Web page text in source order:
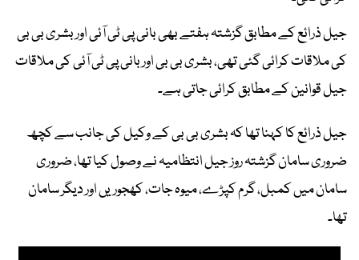
جیل ذرائع کے مطابق گزشتہ ہفتے بھی بانی پی ٹی آئی اور بشری بی بی
کی ملاقات کرائی گئی تھی، بشری بی بی اور بانی پی ٹی آئی کی ملاقات
جیل قوانین کے مطابق کرائی جاتی ہے۔
جیل ذرائع کا کہنا تھا کہ بشری بی بی کے وکیل کی جانب سے کچھ
ضروری سامان گزشتہ روز جیل انتظامیہ نے وصول کیا تھا، ضروری
سامان میں کمبل، گرم کپڑے، میوہ جات، کھجوریں اور دیگر سامان
تھا۔